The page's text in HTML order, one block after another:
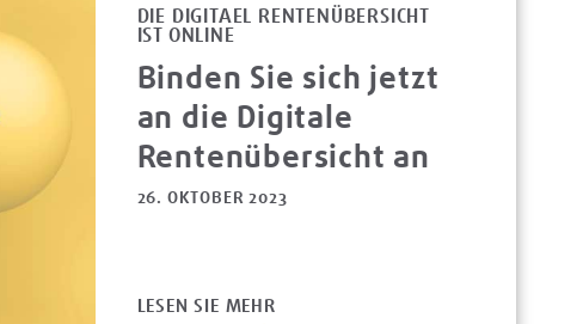
DIE DIGITAEL RENTENÜBERSICHT
IST ONLINE
Binden Sie sich jetzt
an die Digitale
Rentenübersicht an
26. OKTOBER 2023
LESEN SIE MEHR